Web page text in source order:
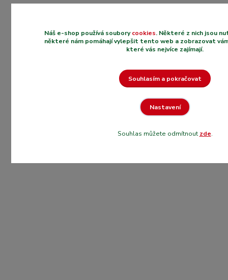
Náš e-shop používá souborycookies. Některé z nich jsou
některé nám pomáhají vylepšit tento web a zobrazovat
které vás nejvíce zajímají.
Nastavení
Souhlasím a pokračovat
Souhlas můžete odmítnout zde.